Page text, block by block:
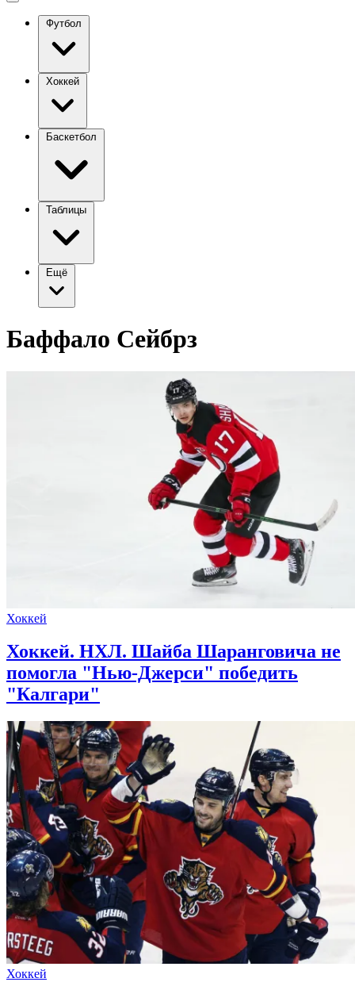
Футбол
Хоккей
Баскетбол
Таблицы
Ещё
Баффало Сейбрз
Хоккей
Хоккей. НХЛ. Шайба Шаранговича не
помогла "Нью-Джерси" победить
"Калгари"
Хоккей